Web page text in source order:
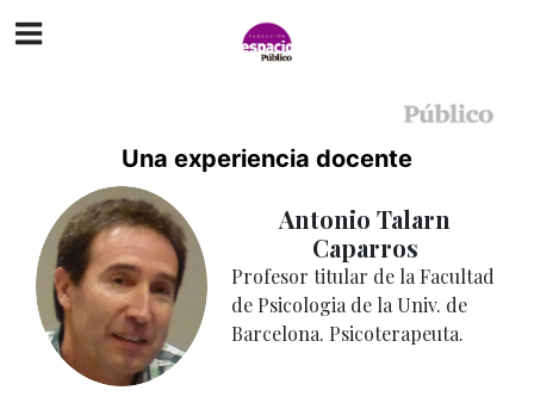
Una experiencia docente
Antonio Talarn
Caparros
Profesor titular de la Facultad
de Psicologia de la Univ. de
Barcelona. Psicoterapeuta.